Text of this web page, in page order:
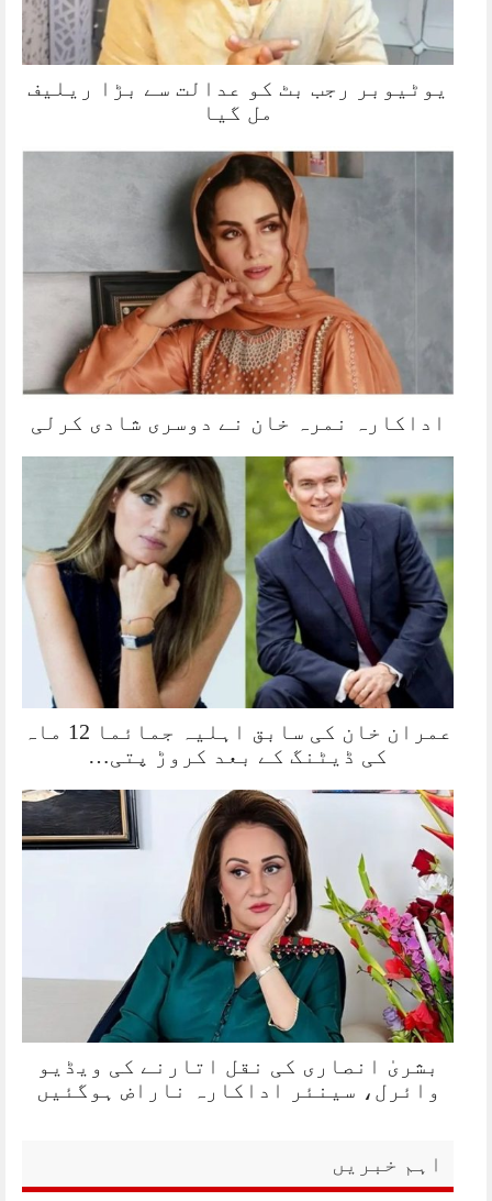
یوٹیوبر رجب بٹ کو عدالت سے بڑا ریلیف
مل گیا
اداکارہ نمرہ خان نے دوسری شادی کرلی
عمران خان کی سابق اہلیہ جمائما 12 ماہ
کی ڈیٹنگ کے بعد کروڑ پتی…
بشریٰ انصاری کی نقل اتارنے کی ویڈیو
وائرل، سینئر اداکارہ ناراض ہوگئیں
اہم خبریں